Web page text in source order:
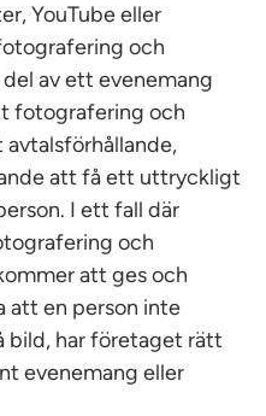
YouTube eller
och
av ett evenemang
fotografering och
att få ett uttryckligt
I ett fall där
och
att ges och
att en person inte
bild, har företaget rätt
evenemang eller